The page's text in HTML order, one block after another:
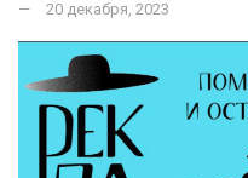
20 декабря, 2023